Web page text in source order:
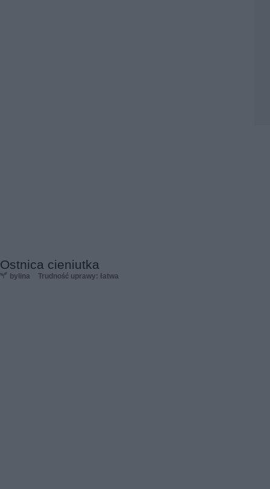
Ostnica cieniutka
bylina Trudność uprawy: łatwa